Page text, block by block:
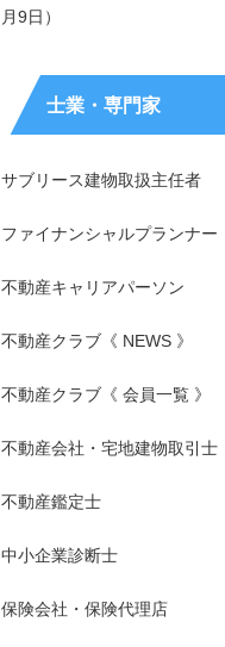
月9日）
士業・専門家
サブリース建物取扱主任者
ファイナンシャルプランナー
不動産キャリアパーソン
不動産クラブ《 NEWS 》
不動産クラブ《 会員一覧 》
不動産会社・宅地建物取引士
不動産鑑定士
中小企業診断士
保険会社・保険代理店